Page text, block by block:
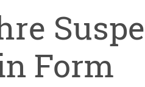
Form